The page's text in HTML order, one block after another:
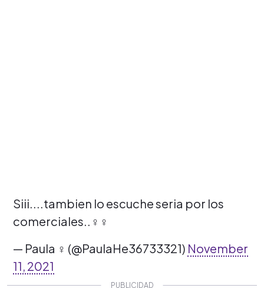
Siii....tambien lo escuche seria por los
comerciales..‍♀️‍♀️
— Paula ‍♀️ (@PaulaHe36733321) November
11, 2021